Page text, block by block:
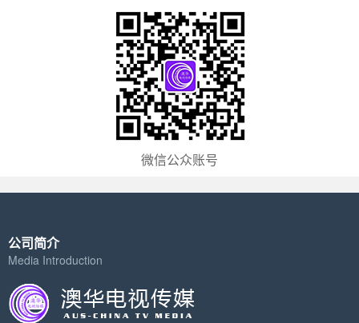
微信公众账号
公司简介
Media Introduction